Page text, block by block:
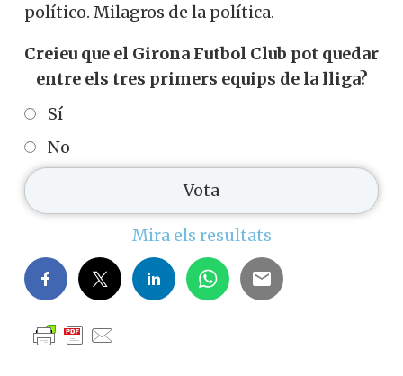
político. Milagros de la política.
Creieu que el Girona Futbol Club pot quedar
entre els tres primers equips de la lliga?
Sí
No
Mira els resultats